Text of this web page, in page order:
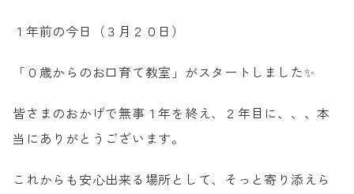
１年前の今日（３月２０日）
「０歳からのお口育て教室」がスタートしました✨
皆さまのおかげで無事１年を終え、２年目に、、、本
当にありがとうございます。
これからも安心出来る場所として、そっと寄り添えら